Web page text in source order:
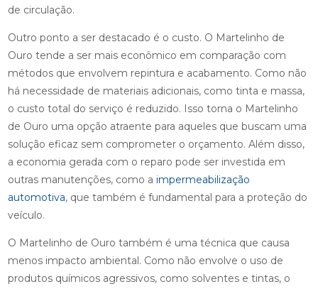
de circulação.
Outro ponto a ser destacado é o custo. O Martelinho de
Ouro tende a ser mais econômico em comparação com
métodos que envolvem repintura e acabamento. Como não
há necessidade de materiais adicionais, como tinta e massa,
o custo total do serviço é reduzido. Isso torna o Martelinho
de Ouro uma opção atraente para aqueles que buscam uma
solução eficaz sem comprometer o orçamento. Além disso,
a economia gerada com o reparo pode ser investida em
outras manutenções, como a impermeabilização
automotiva, que também é fundamental para a proteção do
veículo.
O Martelinho de Ouro também é uma técnica que causa
menos impacto ambiental. Como não envolve o uso de
produtos químicos agressivos, como solventes e tintas, o